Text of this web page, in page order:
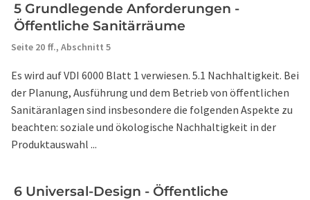
5 Grundlegende Anforderungen -
Öffentliche Sanitärräume
Seite 20 ff., Abschnitt 5
Es wird auf VDI 6000 Blatt 1 verwiesen. 5.1 Nachhaltigkeit. Bei
der Planung, Ausführung und dem Betrieb von öffentlichen
Sanitäranlagen sind insbesondere die folgenden Aspekte zu
beachten: soziale und ökologische Nachhaltigkeit in der
Produktauswahl ...
6 Universal-Design - Öffentliche